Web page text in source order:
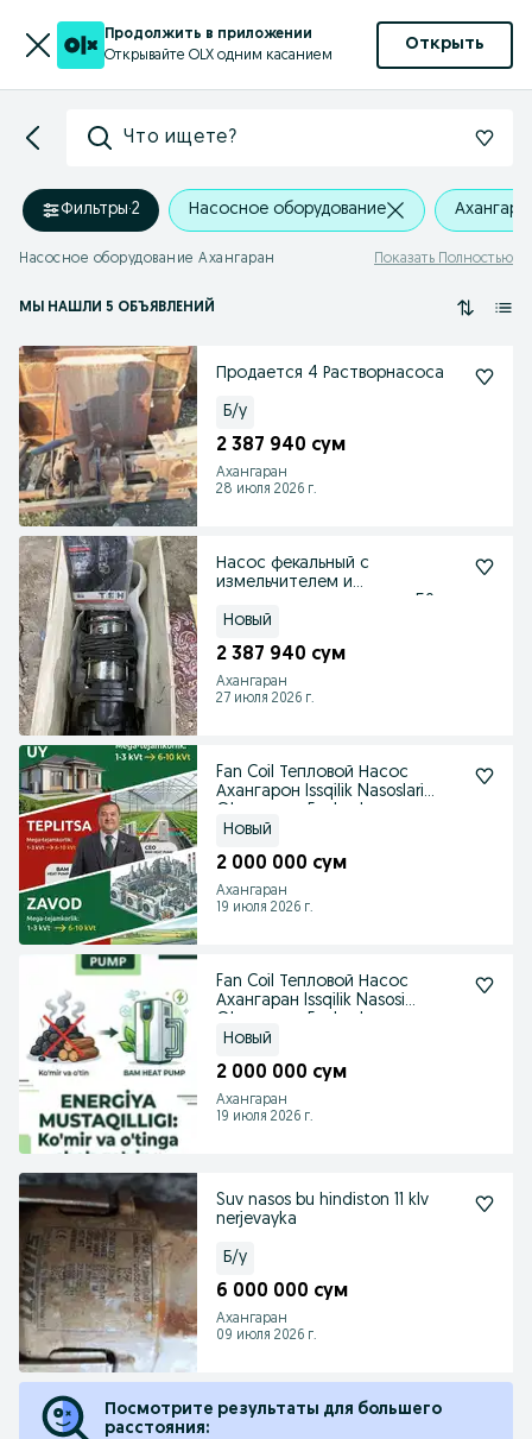
Продолжить в приложении
Открывайте OLX одним касанием
Открыть
Что ищете?
Фильтры·2 Насосное оборудование
Насосное оборудование Ахангаран Показать Полностью
МЫ НАШЛИ 5 ОБЪЯВЛЕНИЙ
Продается 4 Растворнасоса
Б/у
2 387 940 сум
Ахангаран
28 июля 2026 г.
Насос фекальный с
измельчителем и
- 30 метр
Новый
2 387 940 сум
Ахангаран
27 июля 2026 г.
Fan Coil Тепловой Насос
Ахангарон Issqilik Nasoslari
Новый
2 000 000 сум
Ахангаран
19 июля 2026 г.
Fan Coil Тепловой Насос
Ахангаран Issqilik Nasosi
Новый
2 000 000 сум
Ахангаран
19 июля 2026 г.
Suv nasos bu hindiston 11 klv
nerjevayka
Б/у
6 000 000 сум
Ахангаран
09 июля 2026 г.
Посмотрите результаты для большего
расстояния: